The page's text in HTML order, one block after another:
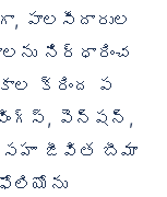
పాలసీదారుల
నిర్ధారించ
క్రింద ప
పెన్షన్,
సహా జీవిత బీమా